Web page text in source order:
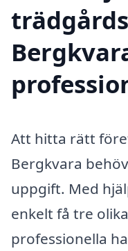
Att hitta rätt
Bergkvara
uppgift. Med
enkelt få tre
professionella